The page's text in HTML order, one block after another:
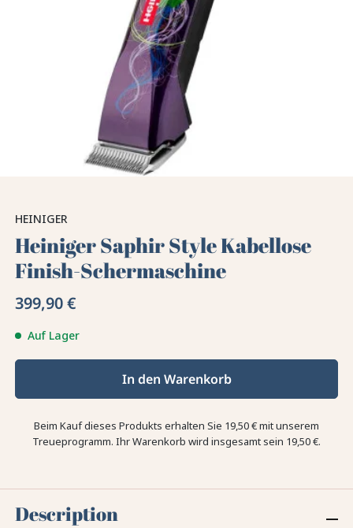
HEINIGER
Heiniger Saphir Style Kabellose
Finish-Schermaschine
399,90 €
Auf Lager
In den Warenkorb
Beim Kauf dieses Produkts erhalten Sie 19,50 €mit unserem
Treueprogramm. Ihr Warenkorb wird insgesamt sein 19,50 €.
Description